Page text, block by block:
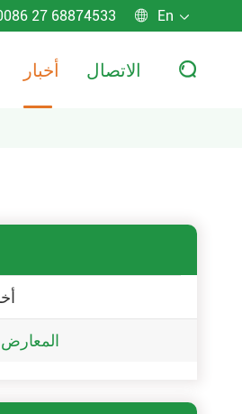
27 68874533  En 
أخبار الاتصال 
المعارض